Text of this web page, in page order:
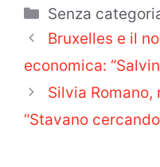
Categorie
Senza
Bruxelles e il
economica:
Silvia Romano,
“Stavano